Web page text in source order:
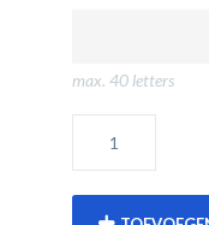
max. 40 letters